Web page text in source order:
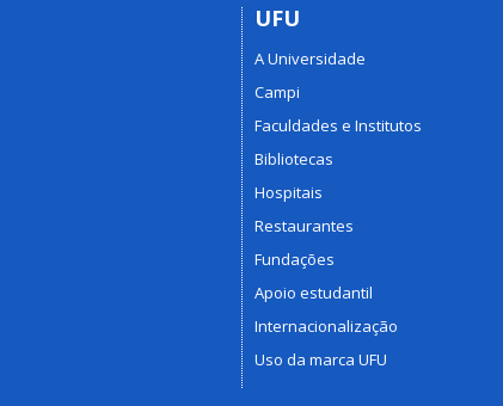
UFU
A Universidade
Campi
Faculdades e Institutos
Bibliotecas
Hospitais
Restaurantes
Fundações
Apoio estudantil
Internacionalização
Uso da marca UFU